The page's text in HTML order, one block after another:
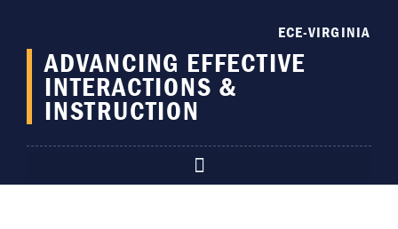
ADVANCING EFFECTIVE
INTERACTIONS &
INSTRUCTION
ECE-VIRGINIA